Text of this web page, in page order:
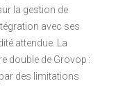
la gestion de
avec ses
attendue. La
double de Grovop :
des limitations